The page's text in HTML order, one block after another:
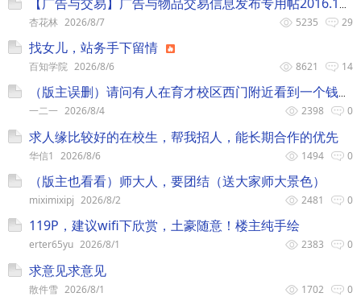
29
5235
杏花林 2026/8/7
找女儿，站务手下留情
14
8621
百知学院 2026/8/6
（版主误删）请问有人在育才校区西门附近看到一个钱包吗？
0
2398
一二一 2026/8/4
求人缘比较好的在校生，帮我招人，能长期合作的优先
0
1494
华信1 2026/8/6
（版主也看看）师大人，要团结（送大家师大景色）
0
2481
miximixipj 2026/8/2
119P，建议wifi下欣赏，土豪随意！楼主纯手绘
0
2383
erter65yu 2026/8/1
求意见求意见
0
1702
散件雪 2026/8/1